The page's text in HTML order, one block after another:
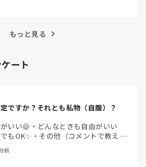
もっと見る
ート
ですか？それとも私物（自腹）？
いい😄 ・ どんなときも自由がいい
もOK✨ ・ その他（コメントで教えて
前